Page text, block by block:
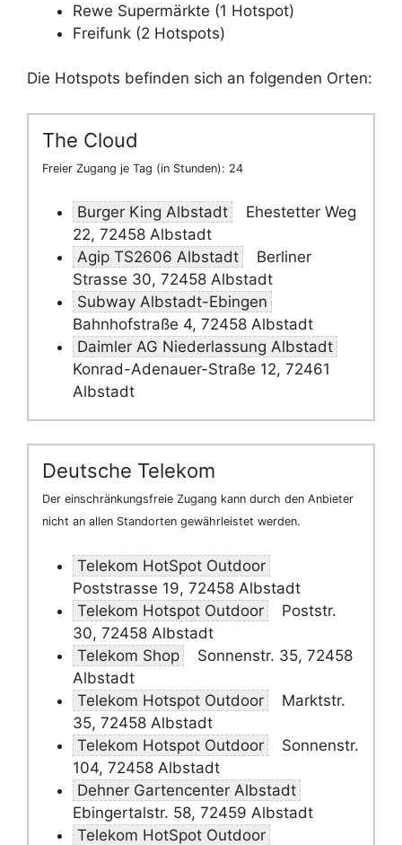
Rewe Supermärkte (1 Hotspot)
Freifunk (2 Hotspots)
Die Hotspots befinden sich an folgenden Orten:
The Cloud
Freier Zugang je Tag (in Stunden): 24
Burger King Albstadt
Ehestetter Weg
22, 72458 Albstadt
Agip TS2606 Albstadt
Berliner
Strasse 30, 72458 Albstadt
Subway Albstadt-Ebingen
Bahnhofstraße 4, 72458 Albstadt
Daimler AG Niederlassung Albstadt
Konrad-Adenauer-Straße 12, 72461
Albstadt
Deutsche Telekom
Der einschränkungsfreie Zugang kann durch den Anbieter
nicht an allen Standorten gewährleistet werden.
Telekom HotSpot Outdoor
Poststrasse 19, 72458 Albstadt
Telekom Hotspot Outdoor
Poststr.
30, 72458 Albstadt
Telekom Shop
Sonnenstr. 35, 72458
Albstadt
Telekom Hotspot Outdoor
Marktstr.
35, 72458 Albstadt
Telekom Hotspot Outdoor
Sonnenstr.
104, 72458 Albstadt
Dehner Gartencenter Albstadt
Ebingertalstr. 58, 72459 Albstadt
Telekom HotSpot Outdoor